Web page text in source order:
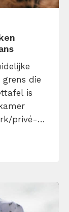
die
is
privé-